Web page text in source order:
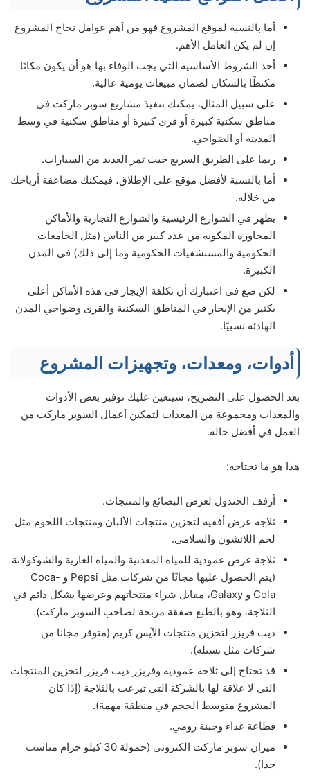
أما بالنسبة لموقع المشروع فهو من أهم عوامل نجاح المشروع
إن لم يكن العامل الأهم.
أحد الشروط الأساسية التي يجب الوفاء بها هو أن يكون مكانًا
مكتظًا بالسكان لضمان مبيعات يومية عالية.
على سبيل المثال، يمكنك تنفيذ مشاريع سوبر ماركت في
مناطق سكنية كبيرة أو قرى كبيرة أو مناطق سكنية في وسط
المدينة أو الضواحي.
ربما على الطريق السريع حيث تمر العديد من السيارات.
أما بالنسبة لأفضل موقع على الإطلاق، فيمكنك مضاعفة أرباحك
من خلاله.
يظهر في الشوارع الرئيسية والشوارع التجارية والأماكن
المجاورة المكونة من عدد كبير من الناس (مثل الجامعات
الحكومية والمستشفيات الحكومية وما إلى ذلك) في المدن
الكبيرة.
لكن ضع في اعتبارك أن تكلفة الإيجار في هذه الأماكن أعلى
بكثير من الإيجار في المناطق السكنية والقرى وضواحي المدن
الهادئة نسبيًا.
أدوات، ومعدات، وتجهيزات المشروع
بعد الحصول على التصريح، سيتعين عليك توفير بعض الأدوات
والمعدات ومجموعة من المعدات لتمكين أعمال السوبر ماركت من
العمل في أفضل حالة.
هذا هو ما تحتاجه:
أرفف الجندول لعرض البضائع والمنتجات.
ثلاجة عرض أفقية لتخزين منتجات الألبان ومنتجات اللحوم مثل
لحم اللانشون والسلامي.
ثلاجة عرض عمودية للمياه المعدنية والمياه الغازية والشوكولاتة
(يتم الحصول عليها مجانًا من شركات مثل Pepsi و Coca-
Cola و Galaxy، مقابل شراء منتجاتهم وعرضها بشكل دائم في
الثلاجة، وهو بالطبع صفقة مربحة لصاحب السوبر ماركت).
ديب فريزر لتخزين منتجات الآيس كريم (متوفر مجانا من
شركات مثل نستله).
قد تحتاج إلى ثلاجة عمودية وفريزر ديب فريزر لتخزين المنتجات
التي لا علاقة لها بالشركة التي تبرعت بالثلاجة (إذا كان
المشروع متوسط ​​الحجم في منطقة مهمة).
قطاعة غداء وجبنة رومي.
ميزان سوبر ماركت الكتروني (حمولة 30 كيلو جرام مناسب
جدا).